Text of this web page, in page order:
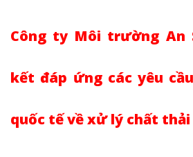
Công ty Môi trường An
kết đáp ứng các yêu
quốc tế về xử lý chất thải